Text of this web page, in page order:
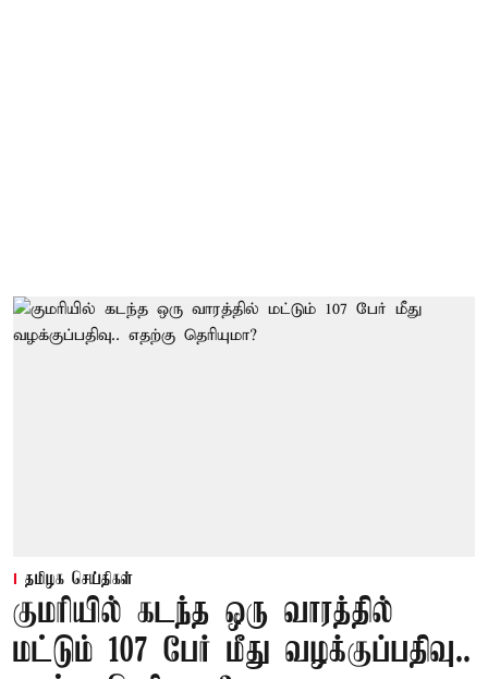
தமிழக செய்திகள்
குமரியில் கடந்த ஒரு வாரத்தில்
மட்டும் 107 பேர் மீது வழக்குப்பதிவு..